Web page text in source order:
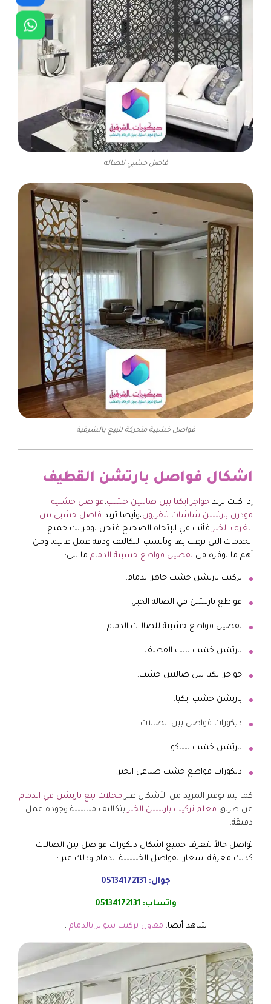
فاصل خشبي للصاله
فواصل خشبية متحركة للبيع بالشرقية
اشكال فواصل بارتشن القطيف
إذا كنت تريد حواجز ايكيا بين صالتين خشب،فواصل خشبية
مودرن،بارتشن شاشات تلفزيون،وأيضا تريد فاصل خشبي بين
الغرف الخبرفأنت في الإتجاه الصحيح فنحن نوفر لك جميع
الخدمات التي ترغب بها وبأنسب التكاليف ودقة عمل عالية، ومن
أهم ما نوفره في تفصيل قواطع خشبية الدمام ما يلي:
تركيب بارتشن خشب جاهز الدمام.
قواطع بارتشن في الصاله الخبر.
تفصيل قواطع خشبية للصالات الدمام.
بارتشن خشب ثابت القطيف.
حواجز ايكيا بين صالتين خشب.
بارتشن خشب ايكيا.
ديكورات فواصل بين الصالات.
بارتشن خشب ساكو.
ديكورات قواطع خشب صناعي الخبر.
كما يتم توفير المزيد من الأشكال عبر محلات بيع بارتشن في الدمام
عن طريق معلم تركيب بارتشن الخبربتكاليف مناسبة وجودة عمل
دقيقة.
تواصل حالاً لتعرف جميع اشكال ديكورات فواصل بين الصالات
كذلك معرفة اسعار الفواصل الخشبية الدمام وذلك عبر :
جوال: 05134172131
واتساب: 05134172131
شاهد أيضا: مقاول تركيب سواتر بالدمام .